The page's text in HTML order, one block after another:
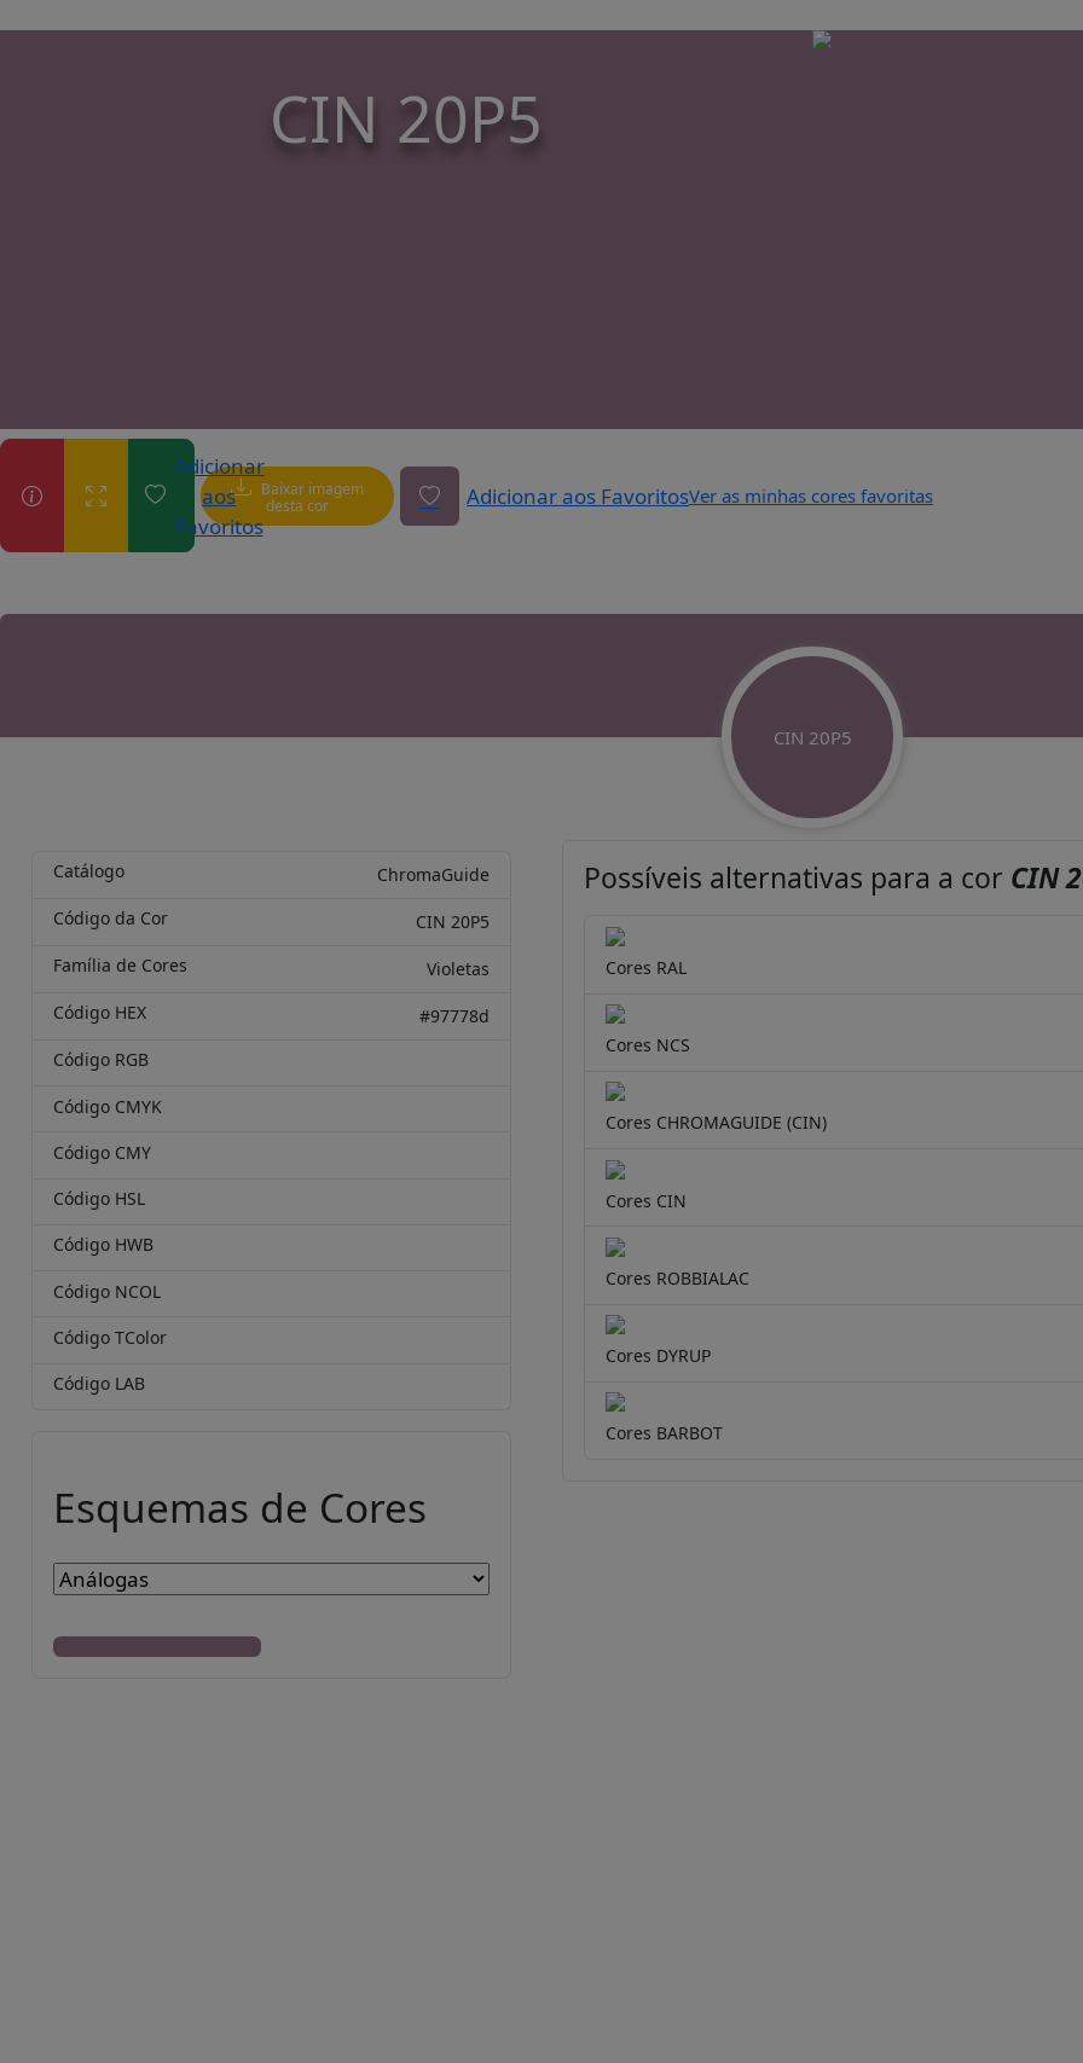
CIN 20P5
Adicionar
aos
Favoritos
Baixar imagem
desta cor
Adicionar aos FavoritosVer as minhas cores favoritas
CIN 20P5
Catálogo
ChromaGuide
Código da Cor
CIN 20P5
Família de Cores
Violetas
Código HEX
#97778d
Código RGB
Código CMYK
Código CMY
Código HSL
Código HWB
Código NCOL
Código TColor
Código LAB
Esquemas de Cores
Possíveis alternativas para a cor CIN
Cores RAL
Cores NCS
Cores CHROMAGUIDE (CIN)
Cores CIN
Cores ROBBIALAC
Cores DYRUP
Cores BARBOT